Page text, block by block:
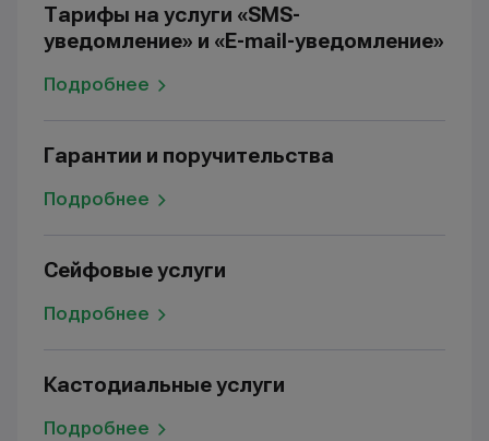
Тарифы на услуги «SMS-
уведомление» и «E-mail-уведомление»
Подробнее
Гарантии и поручительства
Подробнее
Сейфовые услуги
Подробнее
Кастодиальные услуги
Подробнее